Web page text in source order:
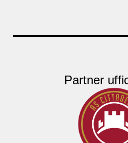
Partner